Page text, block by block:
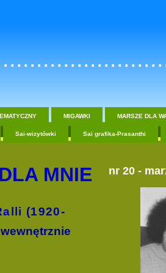
MIGAWKI MARSZE DLA
Sai-wizytówki Sai grafika-Prasanthi
MNIE
(1920-
nr 20 - mar